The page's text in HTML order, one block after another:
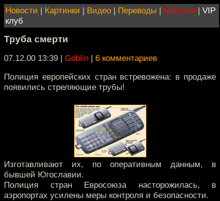
Новости | Картинки | Видео | Переводы | Магазин | VIP
клуб
Труба смерти
07.12.00 13:39 | Goblin | 6 комментариев
Полиция европейских стран встревожена: в продаже
появились стреляющие трубы!
Изготавливают их, по оперативным данным, в
бывшей Югославии.
Полиция стран Евросоюза насторожилась, в
аэропортах усилены меры контроля и безопасности.